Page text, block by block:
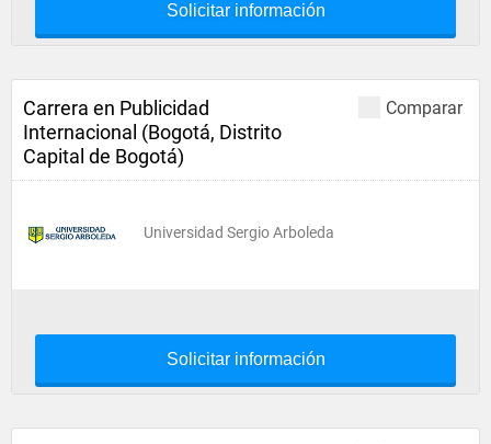
Solicitar información
Comparar
Carrera en Publicidad
Internacional (Bogotá, Distrito
Capital de Bogotá)
Universidad Sergio Arboleda
Solicitar información